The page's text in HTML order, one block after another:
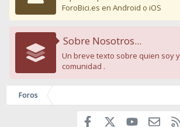
ForoBici.es en Android o iOS
Sobre Nosotros...
Un breve texto sobre quien soy
comunidad .
Foros
Facebook youtube